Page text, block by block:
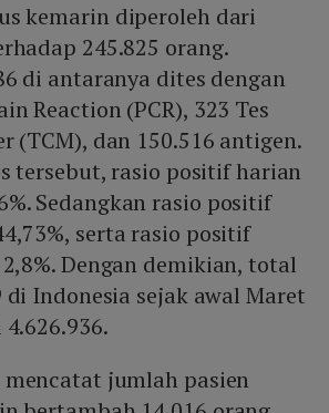
kemarin diperoleh dari
245.825 orang.
di antaranya dites dengan
Reaction (PCR), 323 Tes
(TCM), dan 150.516 antigen.
tersebut, rasio positif harian
Sedangkan rasio positif
serta rasio positif
Dengan demikian, total
di Indonesia sejak awal Maret
mencatat jumlah pasien